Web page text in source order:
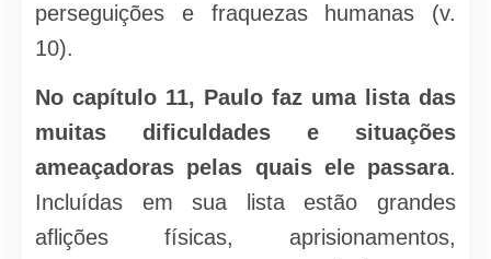
perseguições e fraquezas humanas (v.
10).
No capítulo 11, Paulo faz uma lista das
muitas dificuldades e situações
ameaçadoras pelas quais ele passara.
Incluídas em sua lista estão grandes
aflições físicas, aprisionamentos,